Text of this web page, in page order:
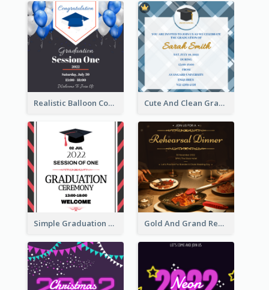
Realistic Balloon Cool Graduation Ceremony Design Cute And Clean Graduation Ceremony Invitation Design Ideas
Simple Graduation Ceremony Invitation Design Template Gold And Grand Rehearsal Dinner For Wedding Invitation